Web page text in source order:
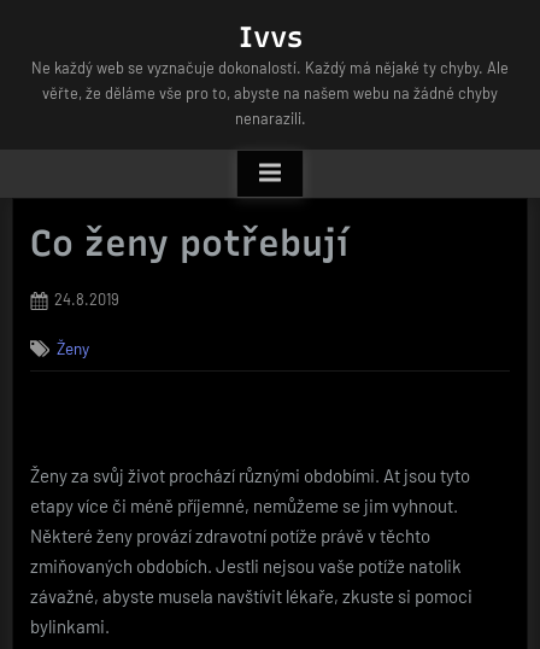
content
Ivvs
Ne každý web se vyznačuje dokonalostí. Každý má nějaké ty chyby. Ale
věřte, že děláme vše pro to, abyste na našem webu na žádné chyby
nenarazili.
Co ženy potřebují
Posted
24.8.2019
Ženy
Ženy za svůj život prochází různými obdobími. At jsou tyto
etapy více či méně příjemné, nemůžeme se jim vyhnout.
Některé ženy provází zdravotní potíže právě v těchto
zmiňovaných obdobích. Jestli nejsou vaše potíže natolik
závažné, abyste musela navštívit lékaře, zkuste si pomoci
bylinkami.